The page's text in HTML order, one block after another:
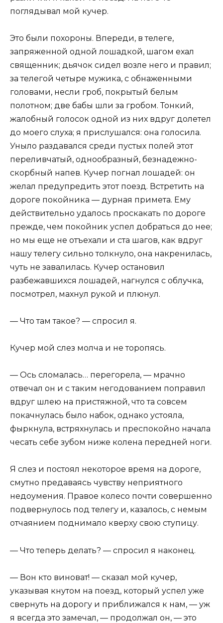
поглядывал мой кучер.
Это были похороны. Впереди, в телеге,
запряженной одной лошадкой, шагом ехал
священник; дьячок сидел возле него и правил;
за телегой четыре мужика, с обнаженными
головами, несли гроб, покрытый белым
полотном; две бабы шли за гробом. Тонкий,
жалобный голосок одной из них вдруг долетел
до моего слуха; я прислушался: она голосила.
Уныло раздавался среди пустых полей этот
переливчатый, однообразный, безнадежно-
скорбный напев. Кучер погнал лошадей: он
желал предупредить этот поезд. Встретить на
дороге покойника — дурная примета. Ему
действительно удалось проскакать по дороге
прежде, чем покойник успел добраться до нее;
но мы еще не отъехали и ста шагов, как вдруг
нашу телегу сильно толкнуло, она накренилась,
чуть не завалилась. Кучер остановил
разбежавшихся лошадей, нагнулся с облучка,
посмотрел, махнул рукой и плюнул.
— Что там такое? — спросил я.
Кучер мой слез молча и не торопясь.
— Ось сломалась… перегорела, — мрачно
отвечал он и с таким негодованием поправил
вдруг шлею на пристяжной, что та совсем
покачнулась было набок, однако устояла,
фыркнула, встряхнулась и преспокойно начала
чесать себе зубом ниже колена передней ноги.
Я слез и постоял некоторое время на дороге,
смутно предаваясь чувству неприятного
недоумения. Правое колесо почти совершенно
подвернулось под телегу и, казалось, с немым
отчаянием поднимало кверху свою ступицу.
— Что теперь делать? — спросил я наконец.
— Вон кто виноват! — сказал мой кучер,
указывая кнутом на поезд, который успел уже
свернуть на дорогу и приближался к нам, — уж
я всегда это замечал, — продолжал он, — это